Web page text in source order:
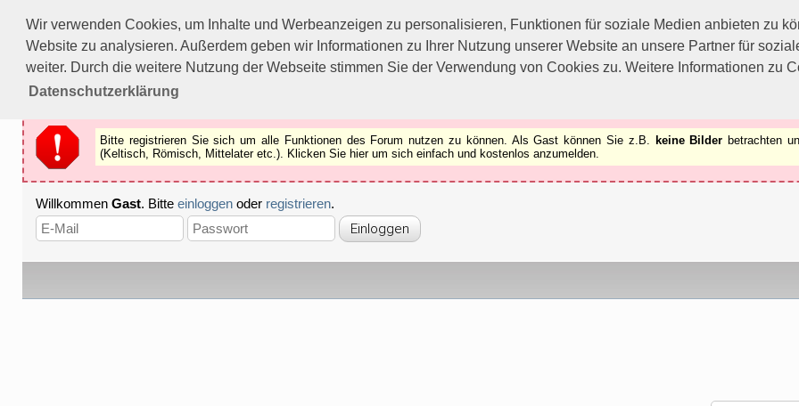
Wir verwenden Cookies, um Inhalte und Werbeanzeigen zu personalisieren, Funktionen für soziale Medien anbieten zu
Website zu analysieren. Außerdem geben wir Informationen zu Ihrer Nutzung unserer Website an unsere Partner für
weiter. Durch die weitere Nutzung der Webseite stimmen Sie der Verwendung von Cookies zu. Weitere Informationen zu
Datenschutzerklärung
Bitte registrieren Sie sich um alle Funktionen des Forums nutzen zu können.
Als Gast können Sie z.B.keine Bilderbetrachten.
Registrieren
Schliessen
Bitte registrieren Sie sich um alle Funktionen des Forum nutzen zu können. Als Gast können Sie z.B. keine Bilder betrachten
(Keltisch, Römisch, Mittelater etc.). Klicken Sie hier um sich einfach und kostenlos anzumelden.
Willkommen Gast. Bitte einloggen oder registrieren.